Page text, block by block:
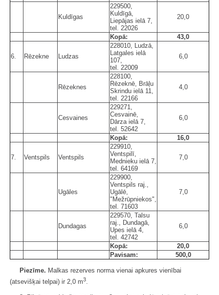
Kuldīgas
229500,
Kuldīgā,
Liepājas ielā 7,
tel. 22026
20,0
Kopā: 43,0
6. Rēzekne Ludzas
228010, Ludzā,
Latgales ielā
107,
tel. 22009
6,0
Rēzeknes
228100,
Rēzeknē, Brāļu
Skrindu ielā 11,
tel. 22166
4,0
Cesvaines
229271,
Cesvainē,
Dārza ielā 7,
tel. 52642
6,0
Kopā: 16,0
7. Ventspils Ventspils
229910,
Ventspilī,
Mednieku ielā 7,
tel. 64169
7,0
Ugāles
229900,
Ventspils raj.,
Ugālē,
"Mežrūpniekos",
tel. 71603
7,0
Dundagas
229570, Talsu
raj., Dundagā,
Upes ielā 4,
tel. 42742
6,0
Kopā:
20,0
Pavisam:
500,0
Piezīme. Malkas rezerves norma vienai apkures vienībai
(atsevišķai telpai) ir 2,0 m3.